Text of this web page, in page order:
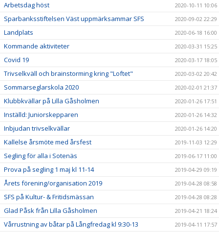
Arbetsdag höst 2020-10-11 10:06
Sparbanksstiftelsen Väst uppmärksammar SFS 2020-09-02 22:29
Landplats 2020-06-18 16:00
Kommande aktiviteter 2020-03-31 15:25
Covid 19 2020-03-17 18:05
Trivselkväll och brainstorming kring "Loftet" 2020-03-02 20:42
Sommarseglarskola 2020 2020-02-01 21:37
Klubbkvällar på Lilla Gåsholmen 2020-01-26 17:51
Inställd: Juniorskepparen 2020-01-26 14:32
Inbjudan trivselkvällar 2020-01-26 14:20
Kallelse årsmöte med årsfest 2019-11-03 12:29
Segling för alla i Sotenäs 2019-06-17 11:00
Prova på segling 1 maj kl 11-14 2019-04-29 09:19
Årets förening/organisation 2019 2019-04-28 08:58
SFS på Kultur- & Fritidsmässan 2019-04-28 08:28
Glad Påsk från Lilla Gåsholmen 2019-04-21 18:24
Vårrustning av båtar på Långfredag kl 9:30-13 2019-04-11 17:57